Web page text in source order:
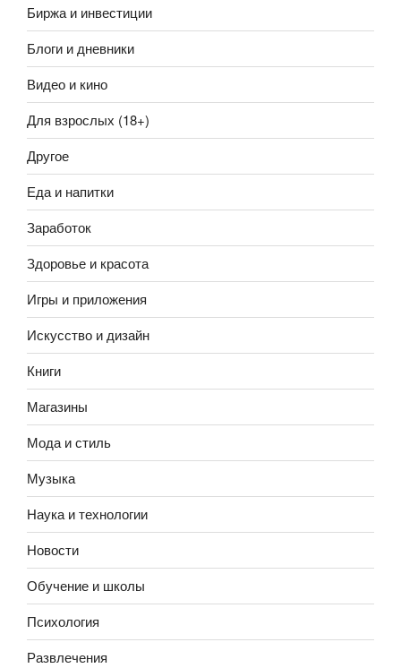
Биржа и инвестиции
Блоги и дневники
Видео и кино
Для взрослых (18+)
Другое
Еда и напитки
Заработок
Здоровье и красота
Игры и приложения
Искусство и дизайн
Книги
Магазины
Мода и стиль
Музыка
Наука и технологии
Новости
Обучение и школы
Психология
Развлечения